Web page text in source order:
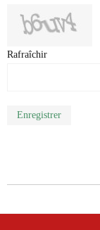
Rafraîchir
Enregistrer